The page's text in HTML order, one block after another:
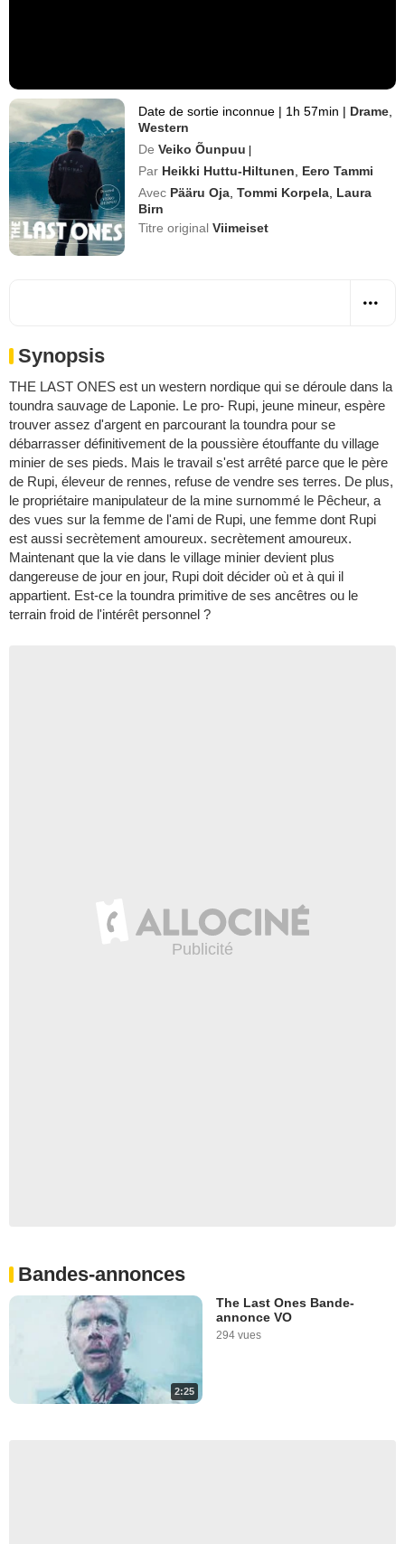
Date de sortie inconnue | 1h 57min | Drame
Western
De Veiko Õunpuu |
Par Heikki Huttu-Hiltunen
Eero Tammi
Avec Pääru Oja ,Tommi Korpela Laura
Birn
Titre originalViimeiset
Synopsis
THE LAST ONES est un western nordique qui se déroule dans la
toundra sauvage de Laponie. Le pro- Rupi, jeune mineur, espère
trouver assez d'argent en parcourant la toundra pour se
débarrasser définitivement de la poussière étouffante du village
minier de ses pieds. Mais le travail s'est arrêté parce que le père
de Rupi, éleveur de rennes, refuse de vendre ses terres. De plus,
le propriétaire manipulateur de la mine surnommé le Pêcheur, a
des vues sur la femme de l'ami de Rupi, une femme dont Rupi
est aussi secrètement amoureux. secrètement amoureux.
Maintenant que la vie dans le village minier devient plus
dangereuse de jour en jour, Rupi doit décider où et à qui il
appartient. Est-ce la toundra primitive de ses ancêtres ou le
terrain froid de l'intérêt personnel ?
Bandes-annonces
2:25
The Last Ones Bande-
annonce VO
294 vues